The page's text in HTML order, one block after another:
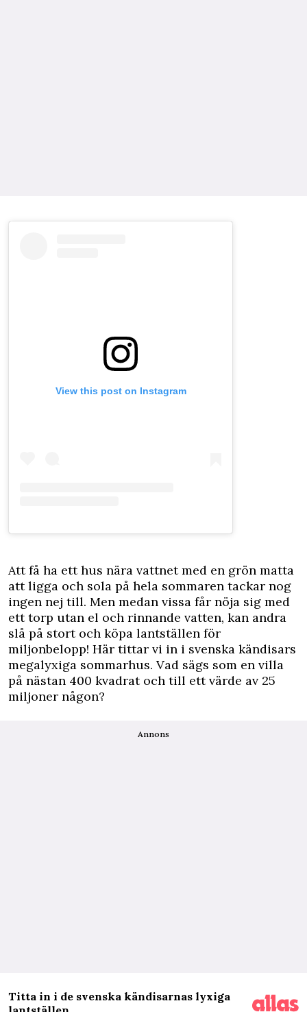
View this post on Instagram
Att få ha ett hus nära vattnet med en grön matta
att ligga och sola på hela sommaren tackar nog
ingen nej till. Men medan vissa får nöja sig med
ett torp utan el och rinnande vatten, kan andra
slå på stort och köpa lantställen för
miljonbelopp! Här tittar vi in i svenska kändisars
megalyxiga sommarhus. Vad sägs som en villa
på nästan 400 kvadrat och till ett värde av 25
miljoner någon?
Annons
Titta in i de svenska kändisarnas lyxiga